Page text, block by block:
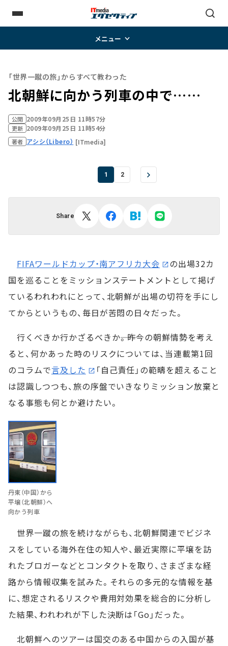
メニュー
「世界一蹴の旅」からすべて教わった
北朝鮮に向かう列車の中で……
公開 2009年09月25日 11時57分
更新 2009年09月25日 11時54分
著者 アシシ（Libero） [ITmedia]
1 2
Share
FIFAワールドカップ・南アフリカ大会
の出場32カ
国を巡ることをミッションステートメントとして掲げ
ているわれわれにとって、北朝鮮が出場の切符を手にし
てからというもの、毎日が苦悶の日々だった。
行くべきか行かざるべきか――。昨今の朝鮮情勢を考え
ると、何かあった時のリスクについては、当連載第1回
のコラムで言及した
「自己責任」の範疇を超えること
は認識しつつも、旅の序盤でいきなりミッション放棄と
なる事態も何とか避けたい。
丹東（中国）から
平壌（北朝鮮）へ
向かう列車
世界一蹴の旅を続けながらも、北朝鮮関連でビジネ
スをしている海外在住の知人や、最近実際に平壌を訪
れたブロガーなどとコンタクトを取り、さまざまな経
路から情報収集を試みた。それらの多元的な情報を基
に、想定されるリスクや費用対効果を総合的に分析し
た結果、われわれが下した決断は「Go」だった。
北朝鮮へのツアーは国交のある中国からの入国が基